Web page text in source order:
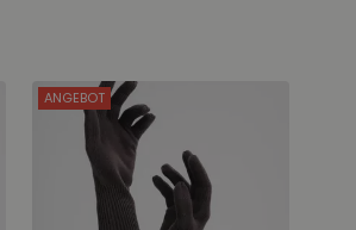
ANGEBOT